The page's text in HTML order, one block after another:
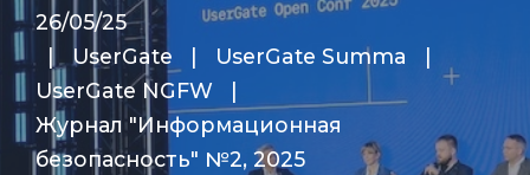
26/05/25
UserGate UserGate Summa
UserGate NGFW
Журнал "Информационная
безопасность" №2, 2025